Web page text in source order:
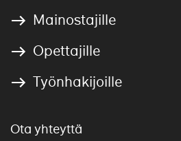
Mainostajille
Opettajille
Työnhakijoille
Ota yhteyttä